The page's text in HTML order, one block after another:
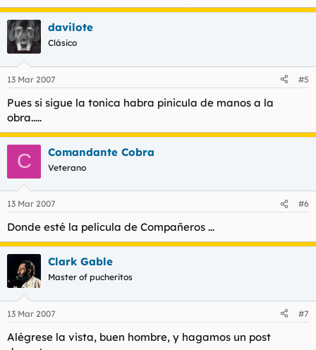
davilote
Clásico
13 Mar 2007 #5
Pues si sigue la tonica habra pinicula de manos a la
obra.....
C Comandante Cobra
Veterano
13 Mar 2007 #6
Donde esté la película de Compañeros ...
Clark Gable
Master of pucheritos
13 Mar 2007 #7
Alégrese la vista, buen hombre, y hagamos un post